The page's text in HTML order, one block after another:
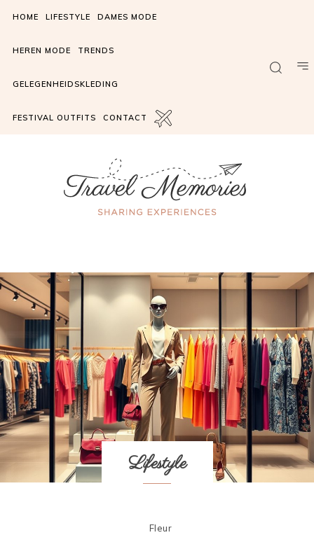
HOME LIFESTYLE DAMES MODE
HEREN MODE TRENDS
GELEGENHEIDSKLEDING
FESTIVAL OUTFITS CONTACT
Lifestyle
Fleur